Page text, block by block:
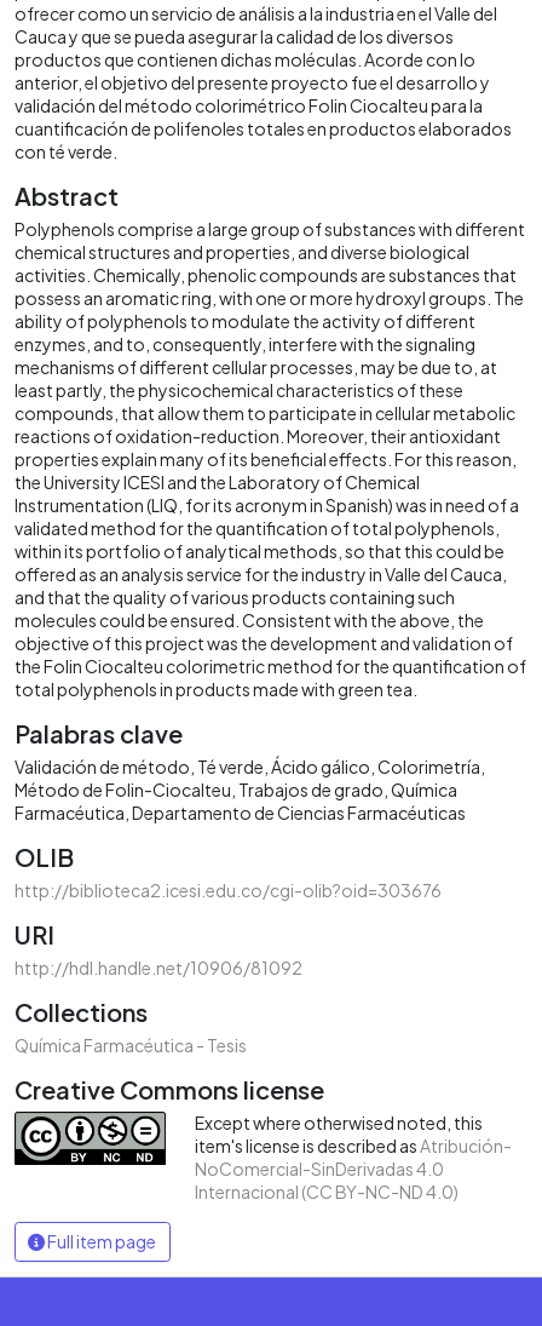
ofrecer como un servicio de análisis a la industria en el Valle del
Cauca y que se pueda asegurar la calidad de los diversos
productos que contienen dichas moléculas. Acorde con lo
anterior, el objetivo del presente proyecto fue el desarrollo y
validación del método colorimétrico Folin Ciocalteu para la
cuantificación de polifenoles totales en productos elaborados
con té verde.
Abstract
Polyphenols comprise a large group of substances with different
chemical structures and properties, and diverse biological
activities. Chemically, phenolic compounds are substances that
possess an aromatic ring, with one or more hydroxyl groups. The
ability of polyphenols to modulate the activity of different
enzymes, and to, consequently, interfere with the signaling
mechanisms of different cellular processes, may be due to, at
least partly, the physicochemical characteristics of these
compounds, that allow them to participate in cellular metabolic
reactions of oxidation-reduction. Moreover, their antioxidant
properties explain many of its beneficial effects. For this reason,
the University ICESI and the Laboratory of Chemical
Instrumentation (LIQ, for its acronym in Spanish) was in need of a
validated method for the quantification of total polyphenols,
within its portfolio of analytical methods, so that this could be
offered as an analysis service for the industry in Valle del Cauca,
and that the quality of various products containing such
molecules could be ensured. Consistent with the above, the
objective of this project was the development and validation of
the Folin Ciocalteu colorimetric method for the quantification of
total polyphenols in products made with green tea.
Palabras clave
Validación de método Té verde Ácido gálico Colorimetría
Método de Folin-Ciocalteu Trabajos de grado Química
Farmacéutica Departamento de Ciencias Farmacéuticas
OLIB
http://biblioteca2.icesi.edu.co/cgi-olib?oid=303676
URI
http://hdl.handle.net/10906/81092
Collections
Química Farmacéutica - Tesis
Creative Commons license
Except where otherwised noted, this
item's license is described asAtribución-
NoComercial-SinDerivadas 4.0
Internacional (CC BY-NC-ND 4.0)
Full item page